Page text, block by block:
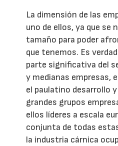
La dimensión de las
uno de ellos, ya que se
tamaño para poder
que tenemos. Es
parte significativa del
y medianas empresas,
el paulatino desarrollo
grandes grupos
ellos líderes a escala
conjunta de todas
la industria cárnica